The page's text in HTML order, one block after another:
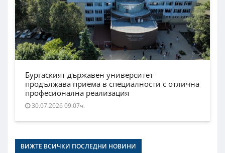
Бургаският държавен университет
продължава приема в специалности с отлична
професионална реализация
30.07.2026 09:07ч.
ВИЖТЕ ВСИЧКИ ПОСЛЕДНИ НОВИНИ